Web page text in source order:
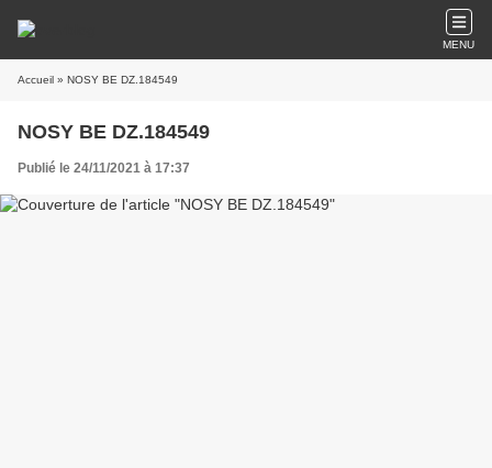
MENU
Accueil » NOSY BE DZ.184549
NOSY BE DZ.184549
Publié le 24/11/2021 à 17:37